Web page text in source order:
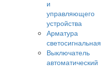
и
управляющего
устройства
Арматура
светосигнальная
Выключатель
автоматический